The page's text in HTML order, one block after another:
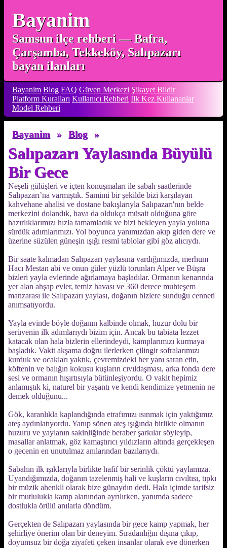
Bayanim
Samsun ilçe rehberi — Bafra,
Çarşamba, Tekkeköy, Salıpazarı
bayan ilanları
Bayanim Blog FAQ Güven Merkezi Şikayet Bildir
Platform Kuralları Kullanıcı Rehberi İlk Kez Kullananlar
Model Rehberi
Bayanim » Blog »
Salıpazarı Yaylasında Büyülü
Bir Gece
Neşeli gülüşleri ve içten konuşmaları ile sabah saatlerinde
Salıpazarı’na varmıştık. Samimi bir şekilde bizi karşılayan
kahvehane ahalisi ve dostane bakışlarıyla Salıpazarı'nın belde
merkezini dolandık, hava da oldukça müsait olduğuna göre
hazırlıklarımızı hızla tamamladık ve bizi bekleyen yayla yoluna
sürdük adımlarımızı. Yol boyunca yanımızdan akıp giden dere ve
üzerine süzülen güneşin ışığı resmi tablolar gibi göz alıcıydı.
Bir saate kalmadan Salıpazarı yaylasına vardığımızda, merhum
Hacı Mestan abi ve onun güler yüzlü torunları Alper ve Büşra
bizleri yayla evlerinde ağırlamaya başladılar. Ormanın kenarında
yer alan ahşap evler, temiz havası ve 360 derece muhteşem
manzarası ile Salıpazarı yaylası, doğanın bizlere sunduğu cenneti
anımsatıyordu.
Yayla evinde böyle doğanın kalbinde olmak, huzur dolu bir
serüvenin ilk adımlarıydı bizim için. Ancak bu tabiata lezzet
katacak olan hala bizlerin ellerindeydi, kamplarımızı kurmaya
başladık. Vakit akşama doğru ilerlerken çilingir sofralarımızı
kurduk ve ocakları yaktık, çevremizdeki her yanı saran etin,
köftenin ve balığın kokusu kuşların cıvıldaşması, arka fonda dere
sesi ve ormanın hışırtısıyla bütünleşiyordu. O vakit hepimiz
anlamıştık ki, naturel bir yaşantı ve kendi kendimize yetmenin ne
demek olduğunu...
Gök, karanlıkla kaplandığında etrafımızı ısınmak için yaktığımız
ateş aydınlatıyordu. Yanıp sönen ateş ışığında birlikte olmanın
huzuru ve yaylanın sakinliğinde beraber şarkılar söyleyip,
masallar anlatmak, göz kamaştırıcı yıldızların altında gerçekleşen
o gecenin en unutulmaz anılarından bazılarıydı.
Sabahın ilk ışıklarıyla birlikte hafif bir serinlik çöktü yaylamıza.
Uyandığımızda, doğanın tazelenmiş hali ve kuşların cıvıltısı, tıpkı
bir müzik ahenkli olarak bize günaydın dedi. Hala içimde tarifsiz
bir mutlulukla kamp alanından ayrılırken, yanımda sadece
dostlukla örülü anılarla döndüm.
Gerçekten de Salıpazarı yaylasında bir gece kamp yapmak, her
şehirliye önerim olan bir deneyim. Sıradanlığın dışına çıkıp,
doyumsuz bir doğa ziyafeti çeken insanlar olarak eve dönerken